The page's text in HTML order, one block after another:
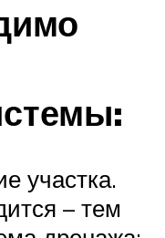
участка.
– тем